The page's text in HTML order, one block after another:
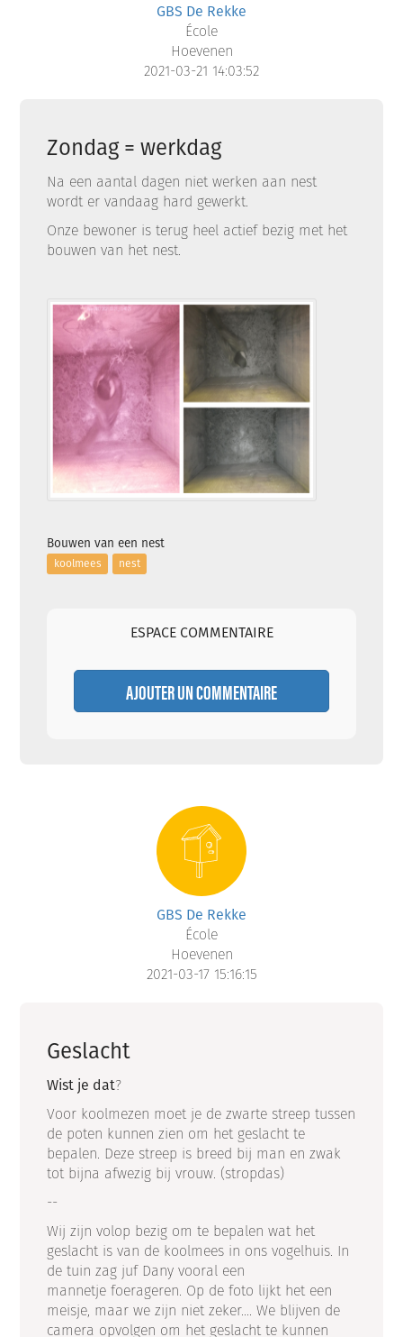
GBS De Rekke
École
Hoevenen
2021-03-21 14:03:52
Zondag = werkdag
Na een aantal dagen niet werken aan nest
wordt er vandaag hard gewerkt.
Onze bewoner is terug heel actief bezig met het
bouwen van het nest.
Bouwen van een nest
koolmees nest
ESPACE COMMENTAIRE
AJOUTER UN COMMENTAIRE
GBS De Rekke
École
Hoevenen
2021-03-17 15:16:15
Geslacht
Wist je dat?
Voor koolmezen moet je de zwarte streep tussen
de poten kunnen zien om het geslacht te
bepalen. Deze streep is breed bij man en zwak
tot bijna afwezig bij vrouw. (stropdas)
--
Wij zijn volop bezig om te bepalen wat het
geslacht is van de koolmees in ons vogelhuis. In
de tuin zag juf Dany vooral een
mannetje foerageren. Op de foto lijkt het een
meisje, maar we zijn niet zeker.... We blijven de
camera opvolgen om het geslacht te kunnen